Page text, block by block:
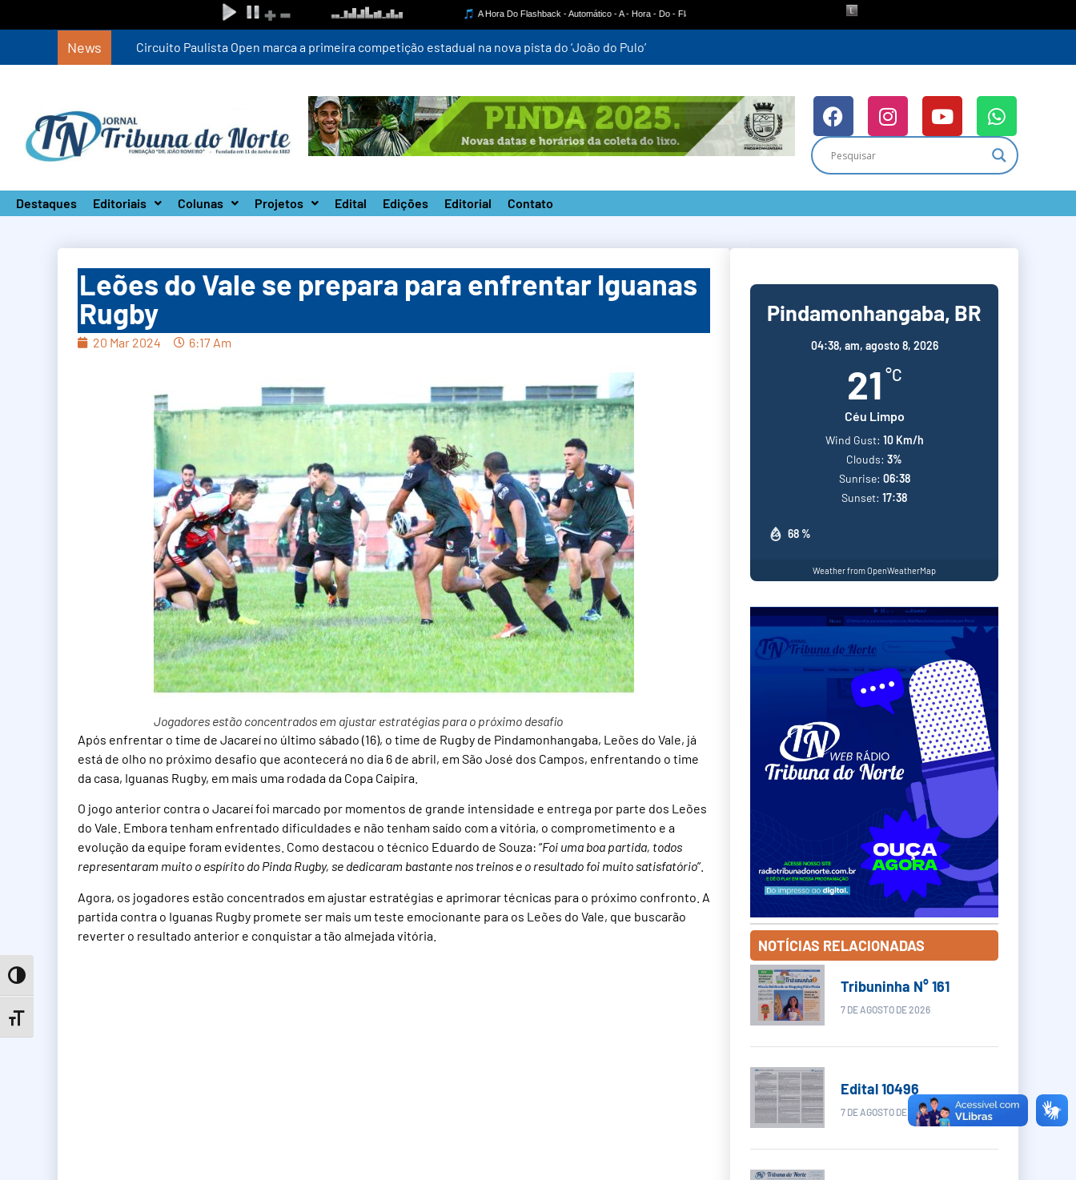
Toggle High Contrast
Toggle Font size
News Circuito Paulista Open marca a primeira competição estadual na nova pista do ‘João do Pulo’
Destaques Editoriais Colunas Projetos Edital Edições Editorial Contato
Leões do Vale se prepara para enfrentar Iguanas
Rugby
20 Mar 2024 6:17 Am
Jogadores estão concentrados em ajustar estratégias para o próximo desafio
Após enfrentar o time de Jacareí no último sábado (16), o time de Rugby de Pindamonhangaba, Leões do Vale, já
está de olho no próximo desafio que acontecerá no dia 6 de abril, em São José dos Campos, enfrentando o time
da casa, Iguanas Rugby, em mais uma rodada da Copa Caipira.
O jogo anterior contra o Jacareí foi marcado por momentos de grande intensidade e entrega por parte dos Leões
do Vale. Embora tenham enfrentado dificuldades e não tenham saído com a vitória, o comprometimento e a
evolução da equipe foram evidentes. Como destacou o técnico Eduardo de Souza: “Foi uma boa partida, todos
representaram muito o espírito do Pinda Rugby, se dedicaram bastante nos treinos e o resultado foi muito satisfatório”.
Agora, os jogadores estão concentrados em ajustar estratégias e aprimorar técnicas para o próximo confronto. A
partida contra o Iguanas Rugby promete ser mais um teste emocionante para os Leões do Vale, que buscarão
reverter o resultado anterior e conquistar a tão almejada vitória.
Pindamonhangaba, BR
04:38, am, agosto 8, 2026
21 °C
Céu Limpo
68 %
Wind Gust: 10 Km/h
Clouds: 3%
Sunrise: 06:38
Sunset: 17:38
Weather from OpenWeatherMap
NOTÍCIAS RELACIONADAS
Tribuninha N° 161
7 DE AGOSTO DE 2026
Edital 10496
7 DE AGOSTO DE 2026